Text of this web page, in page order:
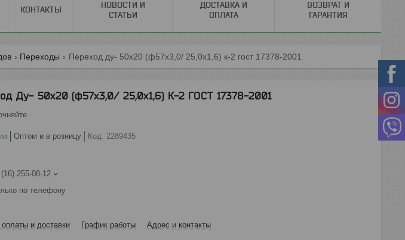
КОНТАКТЫ
НОВОСТИ И
СТАТЬИ
ДОСТАВКА И
ОПЛАТА
ВОЗВРАТ И
ГАРАНТИЯ
Переходы Переход ду- 50х20 (ф57х3,0/ 25,0х1,6) к-2 гост 17378-2001
Ду- 50х20 (ф57х3,0/ 25,0х1,6) К-2 ГОСТ 17378-2001
Оптом и в розницу Код: 2289435
255-08-12
по телефону
и доставки График работы Адрес и контакты